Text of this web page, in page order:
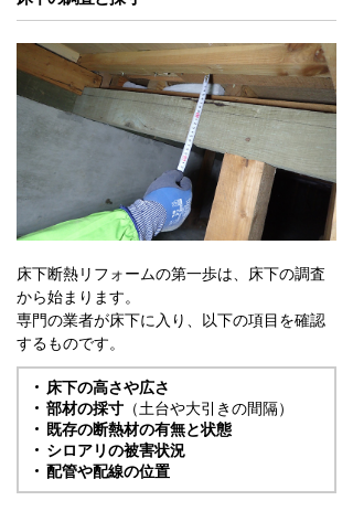
床下断熱リフォームの第一歩は、床下の調査
から始まります。
専門の業者が床下に入り、以下の項目を確認
するものです。
床下の高さや広さ
部材の採寸 （土台や大引きの間隔）
既存の断熱材の有無と状態
シロアリの被害状況
配管や配線の位置